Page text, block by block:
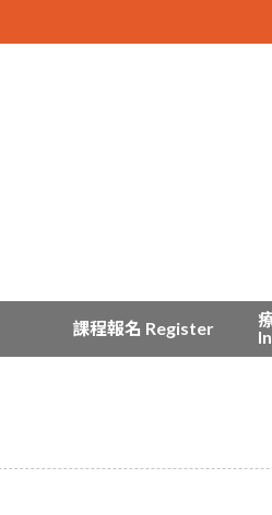
課程報名 Register